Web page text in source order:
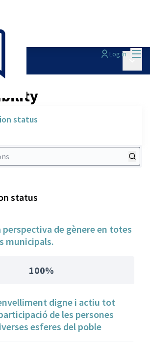
Log in
Main
status
status
perspectiva de gènere en totes
municipals.
100%
digne i actiu tot
de les persones
esferes del poble